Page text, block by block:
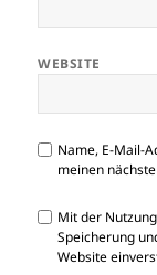
WEBSITE
Name, E-Mail-
meinen
Mit der
Speicherung
Website